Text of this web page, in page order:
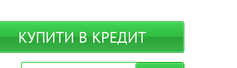
КУПИТИ В КРЕДИТ